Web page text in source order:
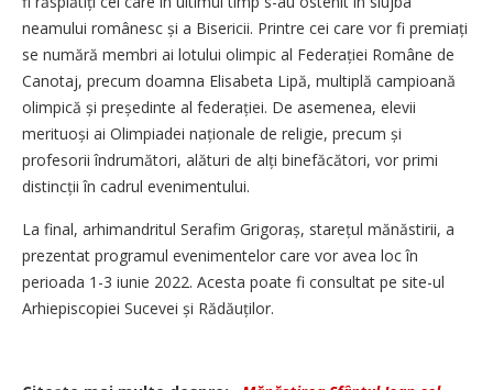
neamului românesc și a Bisericii. Printre cei care vor fi pre­miați
se numără membri ai lotului olimpic al Federației Române de
Canotaj, precum doamna Elisabeta Lipă, multiplă campioană
olimpică și președinte al federației. De asemenea, elevii
merituoși ai Olimpiadei naționale de religie, precum și
profesorii îndrumători, alături de alți binefăcători, vor primi
distincții în cadrul evenimentului.
La final, arhimandritul Serafim Grigoraș, starețul mănăstirii, a
prezentat programul evenimentelor care vor avea loc în
perioada 1-3 iunie 2022. Acesta poate fi consultat pe site-ul
Arhiepiscopiei Sucevei și Rădăuților.